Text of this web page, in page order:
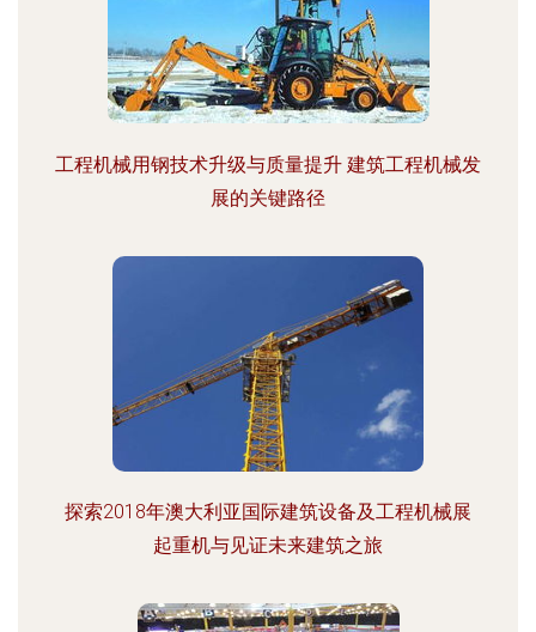
工程机械用钢技术升级与质量提升 建筑工程机械发
展的关键路径
探索2018年澳大利亚国际建筑设备及工程机械展
起重机与见证未来建筑之旅